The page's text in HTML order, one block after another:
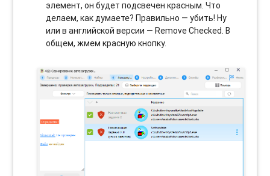
элемент, он будет подсвечен красным. Что
делаем, как думаете? Правильно — убить! Ну
или в английской версии — Remove Checked. В
общем, жмем красную кнопку.